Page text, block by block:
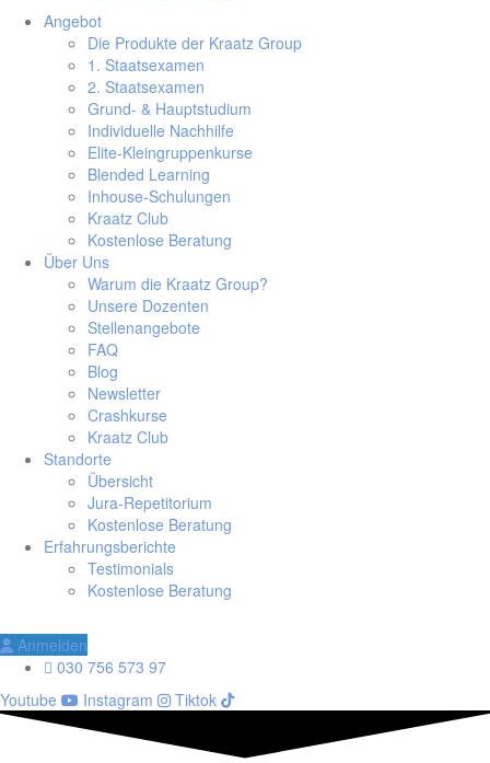
Angebot
Die Produkte der Kraatz Group
1. Staatsexamen
2. Staatsexamen
Grund- & Hauptstudium
Individuelle Nachhilfe
Elite-Kleingruppenkurse
Blended Learning
Inhouse-Schulungen
Kraatz Club
Kostenlose Beratung
Über Uns
Warum die Kraatz Group?
Unsere Dozenten
Stellenangebote
FAQ
Blog
Newsletter
Crashkurse
Kraatz Club
Standorte
Übersicht
Jura-Repetitorium
Kostenlose Beratung
Erfahrungsberichte
Testimonials
Kostenlose Beratung
Anmelden
030 756 573 97
Youtube
Instagram Tiktok